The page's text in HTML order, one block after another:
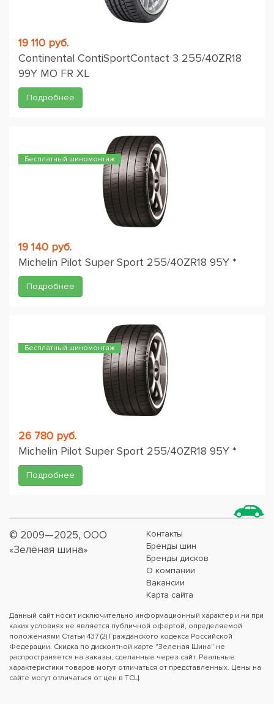
19 110 руб.
Continental ContiSportContact 3 255/40ZR18
99Y MO FR XL
Подробнее
Бесплатный шиномонтаж
19 140 руб.
Michelin Pilot Super Sport 255/40ZR18 95Y *
Подробнее
Бесплатный шиномонтаж
26 780 руб.
Michelin Pilot Super Sport 255/40ZR18 95Y *
Подробнее
© 2009—2025, ООО
«Зелёная шина»
Контакты
Бренды шин
Бренды дисков
О компании
Вакансии
Карта сайта
Данный сайт носит исключительно информационный характер и ни при
каких условиях не является публичной офертой, определяемой
положениями Статьи 437 (2) Гражданского кодекса Российской
Федерации. Скидка по дисконтной карте "Зеленая Шина" не
распространяется на заказы, сделанные через сайт. Реальные
характеристики товаров могут отличаться от представленных. Цены на
сайте могут отличаться от цен в ТСЦ.